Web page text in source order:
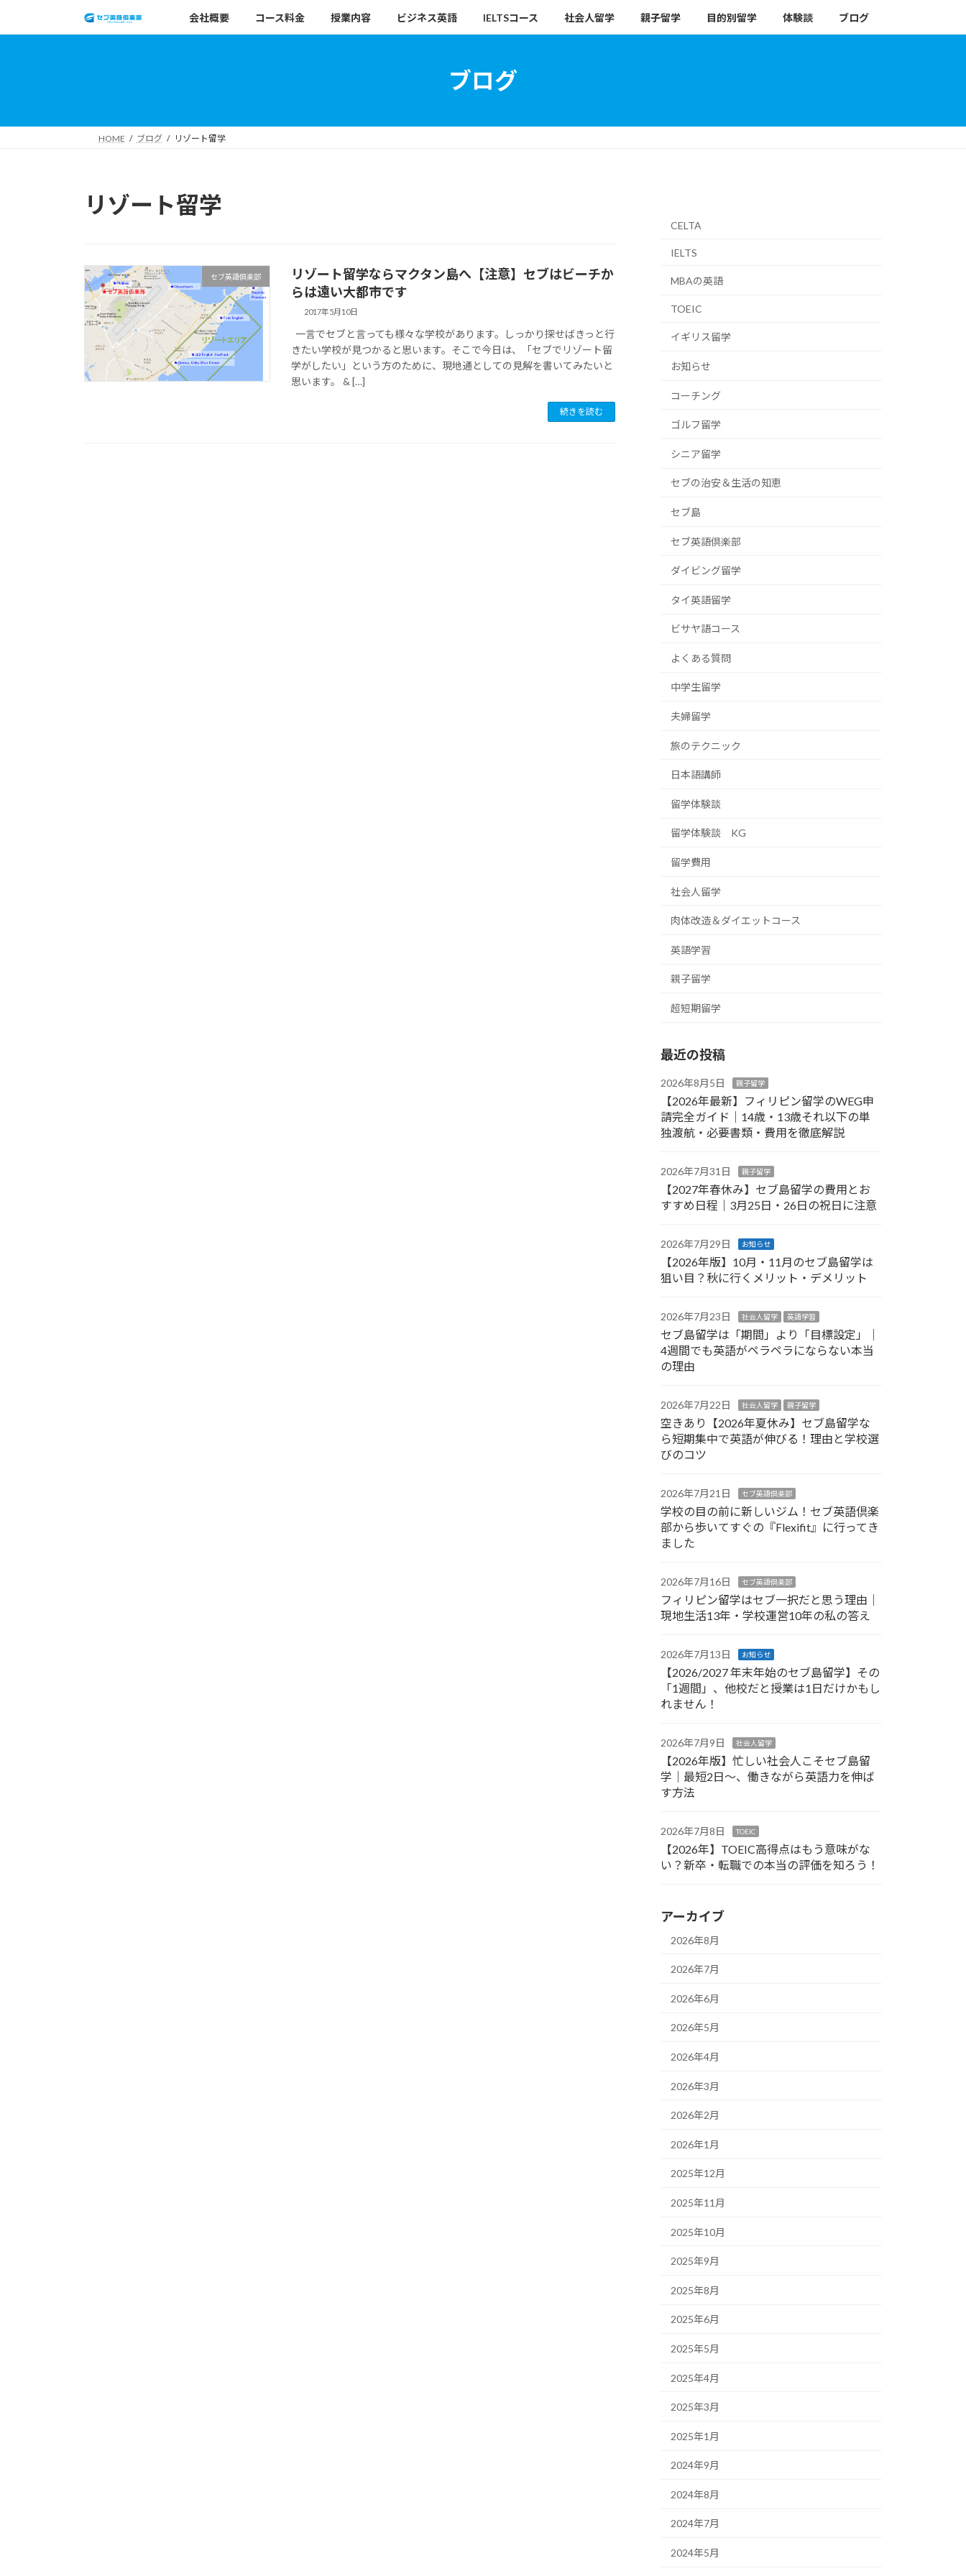
キ
に
会社概要 コース料金 授業内容 ビジネス英語 IELTSコース 社会人留学 親子留学 目的別留学 体験談 ブログ
ブログ
HOME ブログ リゾート留学
リゾート留学
セブ英語倶楽部
リゾート留学ならマクタン島へ【注意】セブはビーチか
らは遠い大都市です
2017年5月10日
一言でセブと言っても様々な学校があります。しっかり探せばきっと行
きたい学校が見つかると思います。そこで今日は、「セブでリゾート留
学がしたい」という方のために、現地通としての見解を書いてみたいと
思います。 & […]
続きを読む
CELTA
IELTS
MBAの英語
TOEIC
イギリス留学
お知らせ
コーチング
ゴルフ留学
シニア留学
セブの治安＆生活の知恵
セブ島
セブ英語倶楽部
ダイビング留学
タイ英語留学
ビサヤ語コース
よくある質問
中学生留学
夫婦留学
旅のテクニック
日本語講師
留学体験談
留学体験談 KG
留学費用
社会人留学
肉体改造＆ダイエットコース
英語学習
親子留学
超短期留学
最近の投稿
2026年8月5日 親子留学
【2026年最新】フィリピン留学のWEG申
請完全ガイド｜14歳・13歳それ以下の単
独渡航・必要書類・費用を徹底解説
2026年7月31日 親子留学
【2027年春休み】セブ島留学の費用とお
すすめ日程｜3月25日・26日の祝日に注意
2026年7月29日 お知らせ
【2026年版】10月・11月のセブ島留学は
狙い目？秋に行くメリット・デメリット
2026年7月23日 社会人留学 英語学習
セブ島留学は「期間」より「目標設定」｜
4週間でも英語がペラペラにならない本当
の理由
2026年7月22日 社会人留学 親子留学
空きあり【2026年夏休み】セブ島留学な
ら短期集中で英語が伸びる！理由と学校選
びのコツ
2026年7月21日 セブ英語倶楽部
学校の目の前に新しいジム！セブ英語倶楽
部から歩いてすぐの『Flexifit』に行ってき
ました
2026年7月16日 セブ英語倶楽部
フィリピン留学はセブ一択だと思う理由｜
現地生活13年・学校運営10年の私の答え
2026年7月13日 お知らせ
【2026/2027 年末年始のセブ島留学】その
「1週間」、他校だと授業は1日だけかもし
れません！
2026年7月9日 社会人留学
【2026年版】忙しい社会人こそセブ島留
学｜最短2日〜、働きながら英語力を伸ば
す方法
2026年7月8日 TOEIC
【2026年】TOEIC高得点はもう意味がな
い？新卒・転職での本当の評価を知ろう！
アーカイブ
2026年8月
2026年7月
2026年6月
2026年5月
2026年4月
2026年3月
2026年2月
2026年1月
2025年12月
2025年11月
2025年10月
2025年9月
2025年8月
2025年6月
2025年5月
2025年4月
2025年3月
2025年1月
2024年9月
2024年8月
2024年7月
2024年5月